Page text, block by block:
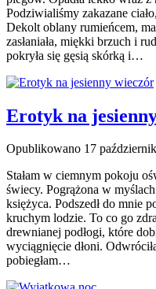
Podziwialiśmy zakazane
Dekolt oblany rumieńcem,
zasłaniała, miękki brzuch i
pokryła się gęsią skórką i…
Erotyk na
Opublikowano 17
Stałam w ciemnym pokoju
świecy. Pogrążona w
księżyca. Podszedł do mnie
kruchym lodzie. To co go
drewnianej podłogi, które
wyciągnięcie dłoni.
pobiegłam…